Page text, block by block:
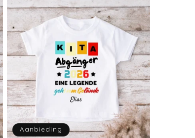
Aanbieding